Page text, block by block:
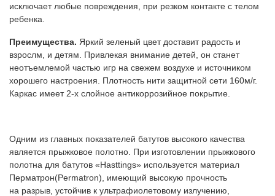
исключает любые повреждения, при резком контакте с телом
ребенка.
Преимущества. Яркий зеленый цвет доставит радость и
взрослм, и детям. Привлекая внимание детей, он станет
неотъемлемой частью игр на свежем воздухе и источником
хорошего настроения. Плотность нити защитной сети 160м/г.
Каркас имеет 2-х слойное антикоррозийное покрытие.
Одним из главных показателей батутов высокого качества
является прыжковое полотно. При изготовлении прыжкового
полотна для батутов «Hasttings» используется материал
Перматрон(Permatron), имеющий высокую прочность
на разрыв, устойчив к ультрафиолетовому излучению,